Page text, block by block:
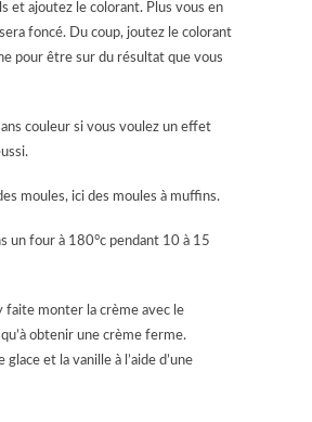
et ajoutez le colorant. Plus vous en
foncé. Du coup, joutez le colorant
pour être sur du résultat que vous
couleur si vous voulez un effet
moules, ici des moules à muffins.
un four à 180°c pendant 10 à 15
faite monter la crème avec le
obtenir une crème ferme.
et la vanille à l’aide d’une